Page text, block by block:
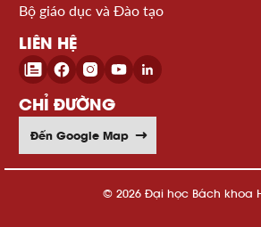
Bộ giáo dục và Đào tạo
LIÊN HỆ
CHỈ ĐƯỜNG
Đến Google Map
© 2026 Đại học Bách khoa